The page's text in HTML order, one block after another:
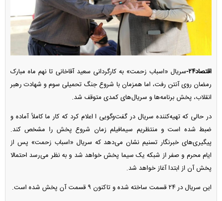
اقتصاد۲۴-
سریال «اسباب زحمت» به کارگردانی سعید آقاخانی تا نهم ماه مبارک
رمضان روی آنتن رفت، اما همزمان با شروع جنگ تحمیلی سوم و شهادت رهبر
انقلاب، پخش برنامه‌ها و سریال‌های کمدی متوقف شد.
در حالی که تهیه‌کننده سریال در گفت‌وگویی ا اعلام کرد که کار ما کاملاً آماده و
ضبط شده است و منتظریم سیمافیلم زمان شروع پخش را مشخص کند.
پیگیری‌های خبرنگار تسنیم نشان می‌دهد که سریال «اسباب زحمت» پس از
ایام محرم و صفر از شبکه یک سیما پخش خواهد شد و به نظر می‌رسد احتمالا
پخش آن از ابتدا آغاز خواهد شد.
این سریال در ۲۴ قسمت ساخته شده و تاکنون ۹ قسمت آن پخش شده است.